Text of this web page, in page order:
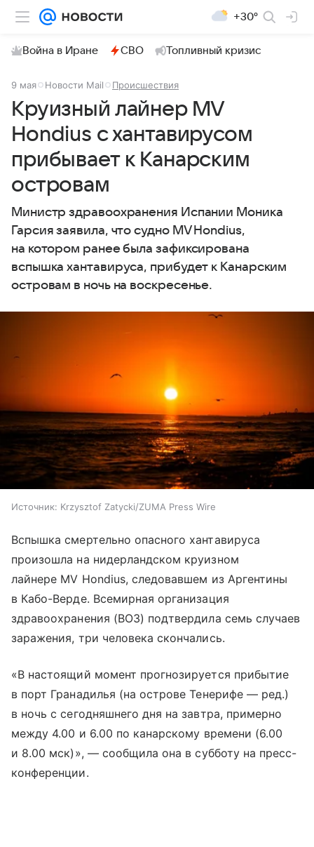
+30°
Война в Иране СВО Топливный кризис
9 мая Новости Mail Происшествия
Круизный лайнер MV
Hondius с хантавирусом
прибывает к Канарским
островам
Министр здравоохранения Испании Моника
Гарсия заявила, что судно MV Hondius,
на котором ранее была зафиксирована
вспышка хантавируса, прибудет к Канарским
островам в ночь на воскресенье.
Источник: Krzysztof Zatycki/ZUMA Press Wire
Вспышка смертельно опасного хантавируса
произошла на нидерландском круизном
лайнере MV Hondius, следовавшем из Аргентины
в Кабо-Верде. Всемирная организация
здравоохранения (ВОЗ) подтвердила семь случаев
заражения, три человека скончались.
«В настоящий момент прогнозируется прибытие
в порт Гранадилья (на острове Тенерифе — ред.)
в ночь с сегодняшнего дня на завтра, примерно
между 4.00 и 6.00 по канарскому времени (6.00
и 8.00 мск)», — сообщила она в субботу на пресс-
конференции.